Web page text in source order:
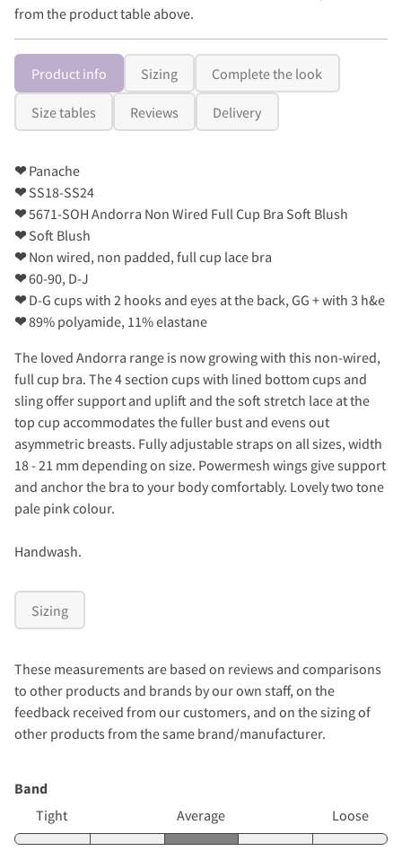
from the product table above.
Product info Sizing Complete the look
Size tables Reviews Delivery
❤Panache
❤SS18-SS24
❤5671-SOH Andorra Non Wired Full Cup Bra Soft Blush
❤Soft Blush
❤Non wired, non padded, full cup lace bra
❤60-90, D-J
❤D-G cups with 2 hooks and eyes at the back, GG + with 3 h&e
❤89% polyamide, 11% elastane
The loved Andorra range is now growing with this non-wired,
full cup bra. The 4 section cups with lined bottom cups and
sling offer support and uplift and the soft stretch lace at the
top cup accommodates the fuller bust and evens out
asymmetric breasts. Fully adjustable straps on all sizes, width
18 - 21 mm depending on size. Powermesh wings give support
and anchor the bra to your body comfortably. Lovely two tone
pale pink colour.
Handwash.
Sizing
These measurements are based on reviews and comparisons
to other products and brands by our own staff, on the
feedback received from our customers, and on the sizing of
other products from the same brand/manufacturer.
Band
Tight
Average Loose